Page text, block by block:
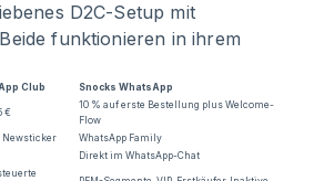
D2C-Setup mit
funktionieren in ihrem
Club
Snocks WhatsApp
€
10 % auf erste Bestellung plus Welcome-
Flow
Newsticker
WhatsApp Family
Direkt im WhatsApp-Chat